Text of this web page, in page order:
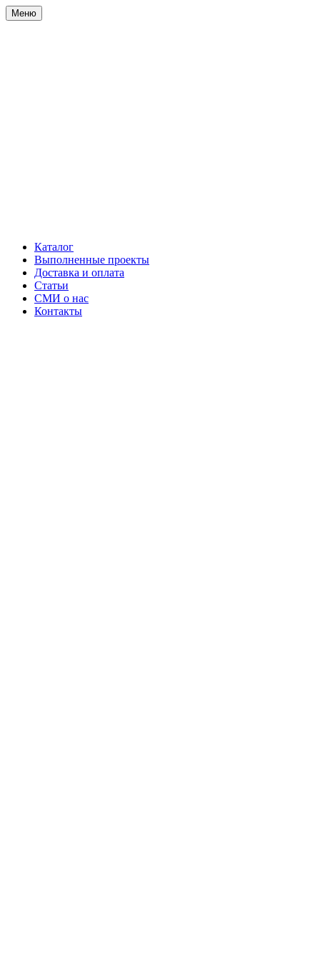
Меню
Каталог
Выполненные проекты
Доставка и оплата
Статьи
СМИ о нас
Контакты